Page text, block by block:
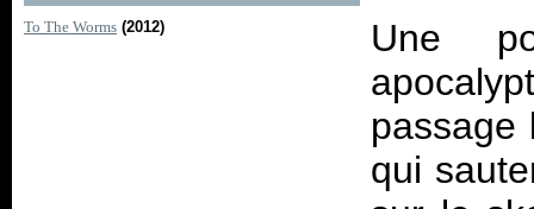
To The Worms (2012)
Une
passage
qui